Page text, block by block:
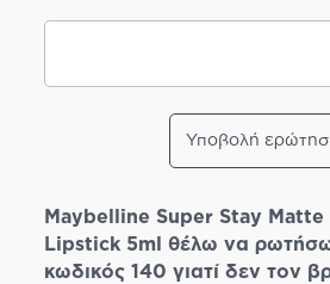
Υποβολή
Maybelline Super Stay Matte
Lipstick 5ml θέλω να
κωδικός 140 γιατί δεν τον